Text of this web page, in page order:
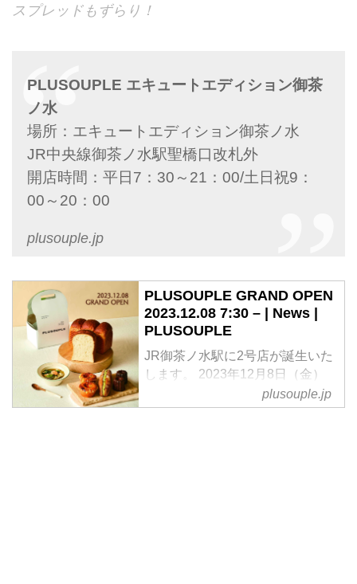
スプレッドもずらり！
PLUSOUPLE エキュートエディション御茶
ノ水
場所：エキュートエディション御茶ノ水
JR中央線御茶ノ水駅聖橋口改札外
開店時間：平日7：30～21：00/土日祝9：
00～20：00
plusouple.jp
PLUSOUPLE GRAND OPEN
2023.12.08 7:30 – | News |
PLUSOUPLE
JR御茶ノ水駅に2号店が誕生いた
します。 2023年12月8日（金）
JR御茶ノ水駅「エキュートエデ
ィション御茶ノ水」にオープン致
plusouple.jp